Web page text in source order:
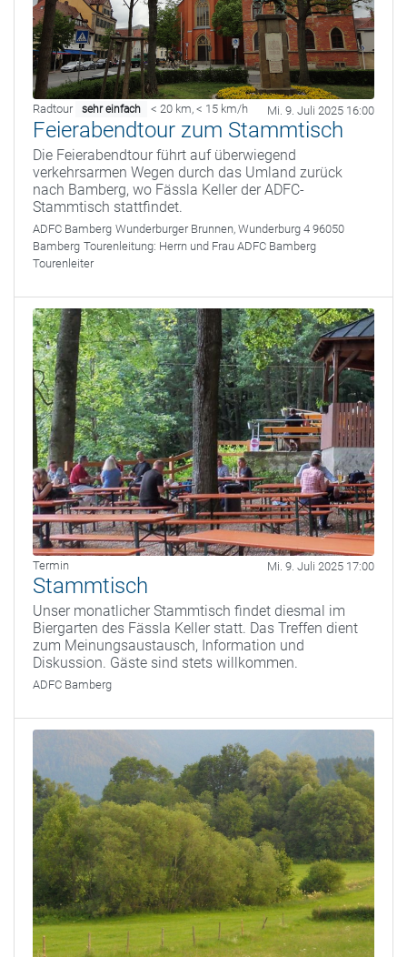
Radtour sehr einfach < 20 km, < 15 km/h Mi. 9. Juli 2025 16:00
Feierabendtour zum Stammtisch
Die Feierabendtour führt auf überwiegend
verkehrsarmen Wegen durch das Umland zurück
nach Bamberg, wo Fässla Keller der ADFC-
Stammtisch stattfindet.
ADFC Bamberg Wunderburger Brunnen, Wunderburg 4 96050
Bamberg Tourenleitung: Herrn und Frau ADFC Bamberg
Tourenleiter
Termin Mi. 9. Juli 2025 17:00
Stammtisch
Unser monatlicher Stammtisch findet diesmal im
Biergarten des Fässla Keller statt. Das Treffen dient
zum Meinungsaustausch, Information und
Diskussion. Gäste sind stets willkommen.
ADFC Bamberg